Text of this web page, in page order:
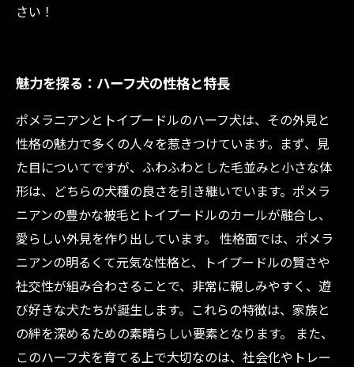
さい！
魅力を探る：ハーフ犬の性格と特長
ポメラニアンとトイプードルのハーフ犬は、その外見と
性格の魅力で多くの人々を惹きつけています。まず、見
た目についてですが、ふわふわとした毛並みと小さな体
形は、どちらの犬種の良さを引き継いでいます。ポメラ
ニアンの豊かな被毛とトイプードルのカールが融合し、
愛らしい外見を作り出しています。 性格面では、ポメラ
ニアンの明るくて元気な性格と、トイプードルの賢さや
社交性が組み合わさることで、非常に親しみやすく、遊
び好きな犬たちが誕生します。これらの特徴は、家族と
の絆を深めるための素晴らしい要素となります。 また、
このハーフ犬を育てる上で大切なのは、社会化やトレー